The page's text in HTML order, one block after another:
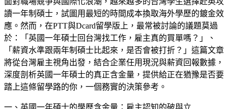
讀一年制碩士，試圖用最短的時間成本換取海外學歷的鍍金效
應。然而，在PTT與Dcard留學版上，最常被討論的議題莫過
於：「英國一年碩士回台灣找工作，雇主真的買單嗎？」、
「薪資水準跟兩年制碩士比起來，是否會被打折？」這篇文章
將從台灣雇主視角出發，結合企業任用現況與薪資回報數據，
深度剖析英國一年碩士的真正含金量，提供給正在猶豫是否要
踏上這條留學路的你，一個務實的決策參考。
一、英國一年碩士的學歷含金量：雇主認知的破與立